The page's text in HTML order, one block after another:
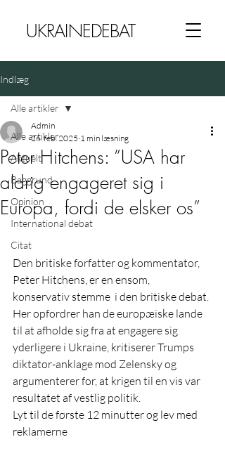
UKRAINEDEBAT
Indlæg
Alle artikler
Aktuelt
Baggrund
Opinion
International debat
Citat
Alle artikler
Peter Hitchens: ”USA har
aldrig engageret sig i
Europa, fordi de elsker os”
Admin
26. feb. 2025 1 min læsning
Den britiske forfatter og kommentator,
Peter Hitchens, er en ensom,
konservativ stemme  i den britiske debat.
Her opfordrer han de europæiske lande
til at afholde sig fra at engagere sig
yderligere i Ukraine, kritiserer Trumps
diktator-anklage mod Zelensky og
argumenterer for, at krigen til en vis var
resultatet af vestlig politik.
Lyt til de første 12 minutter og lev med
reklamerne